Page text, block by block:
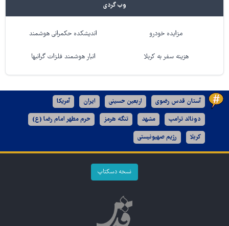
وب گردی
مزایده خودرو اندیشکده حکمرانی هوشمند
هزینه سفر به کربلا انبار هوشمند فلزات گرانبها
آستان قدس رضوی اربعین حسینی ایران آمریکا
دونالد ترامپ مشهد تنگه هرمز حرم مطهر امام رضا (ع)
کربلا رژیم صهیونیستی
نسخه دسکتاپ